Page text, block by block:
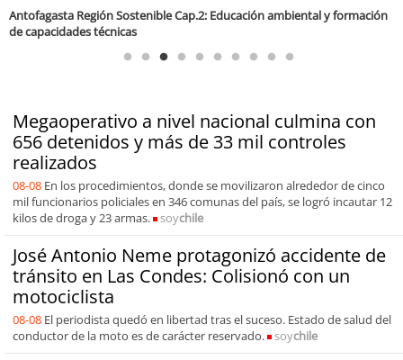
Megaoperativo a nivel nacional culmina con
656 detenidos y más de 33 mil controles
realizados
08-08 En los procedimientos, donde se movilizaron alrededor de cinco
mil funcionarios policiales en 346 comunas del país, se logró incautar 12
kilos de droga y 23 armas.
soychile
José Antonio Neme protagonizó accidente de
tránsito en Las Condes: Colisionó con un
motociclista
08-08 El periodista quedó en libertad tras el suceso. Estado de salud del
conductor de la moto es de carácter reservado.
soychile